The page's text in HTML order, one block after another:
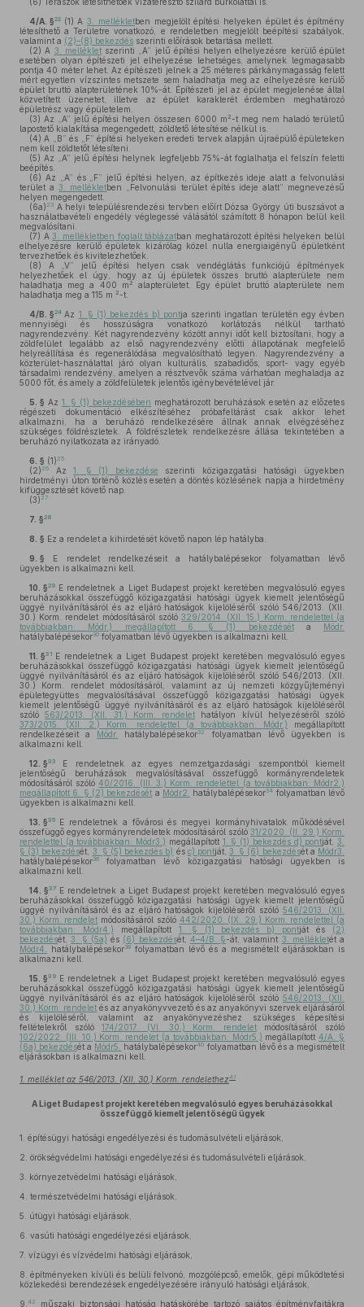
4/A. §22 (1) A3. mellékletben megjelölt építési helyeken épület és építmény
létesíthető a Területre vonatkozó, e rendeletben megjelölt beépítési szabályok,
valamint a (2)–(8) bekezdés szerinti előírások betartása mellett.
(2) A 3. mellékletszerinti „A” jelű építési helyen elhelyezésre kerülő épület
esetében olyan építészeti jel elhelyezése lehetséges, amelynek legmagasabb
pontja 40 méter lehet. Az építészeti jelnek a 25 méteres párkánymagasság felett
mért egyetlen vízszintes metszete sem haladhatja meg az elhelyezésre kerülő
épület bruttó alapterületének 10%-át. Építészeti jel az épület megjelenése által
közvetített üzenetet, illetve az épület karakterét érdemben meghatározó
épületrész vagy épületelem.
(3) Az „A” jelű építési helyen összesen 6000 m 2-t meg nem haladó területű
lapostető kialakítása megengedett, zöldtető létesítése nélkül is.
(4) A „B” és „F” építési helyeken eredeti tervek alapján újraépülő épületeken
nem kell zöldtetőt létesíteni.
(5) Az „A” jelű építési helynek legfeljebb 75%-át foglalhatja el felszín feletti
beépítés.
(6) Az „A” és „F” jelű építési helyen, az építkezés ideje alatt a felvonulási
terület a3. mellékletben „Felvonulási terület építés ideje alatt” megnevezésű
helyen megengedett.
(6a) 23 A helyi településrendezési tervben előírt Dózsa György úti buszsávot a
használatbavételi engedély véglegessé válásától számított 8 hónapon belül kell
megvalósítani.
(7) A3. mellékletben foglalt táblázatban meghatározott építési helyeken belül
elhelyezésre kerülő épületek kizárólag közel nulla energiaigényű épületként
tervezhetőek és kivitelezhetőek.
(8) A „V” jelű építési helyen csak vendéglátás funkciójú építmények
helyezhetőek el úgy, hogy az új épületek összes bruttó alapterülete nem
haladhatja meg a 400 m 2
alapterületet. Egy épület bruttó alapterülete nem
haladhatja meg a 115 m 2-t.
4/B. §24 Az 1. § (1) bekezdés b) pontja szerinti ingatlan területén egy évben
mennyiségi és hosszúságra vonatkozó korlátozás nélkül tartható
nagyrendezvény. Két nagyrendezvény között annyi időt kell biztosítani, hogy a
zöldfelület legalább az első nagyrendezvény előtti állapotának megfelelő
helyreállítása és regenerálódása megvalósítható legyen. Nagyrendezvény a
közterület-használattal járó olyan kulturális, szabadidős, sport- vagy egyéb
társadalmi rendezvény, amelyen a résztvevők száma várhatóan meghaladja az
5000 főt, és amely a zöldfelületek jelentős igénybevételével jár.
5. § Az 1. § (1) bekezdésében meghatározott beruházások esetén az előzetes
régészeti dokumentáció elkészítéséhez próbafeltárást csak akkor lehet
alkalmazni, ha a beruházó rendelkezésére állnak annak elvégzéséhez
szükséges földrészletek. A földrészletek rendelkezésre állása tekintetében a
beruházó nyilatkozata az irányadó.
6. § (1) 25
(2) 26 Az1. § (1) bekezdése szerinti közigazgatási hatósági ügyekben
hirdetményi úton történő közlés esetén a döntés közlésének napja a hirdetmény
kifüggesztését követő nap.
(3) 27
7. §28
8. § Ez a rendelet a kihirdetését követő napon lép hatályba.
9. § E rendelet rendelkezéseit a hatálybalépésekor folyamatban lévő
ügyekben is alkalmazni kell.
10. §29 E rendeletnek a Liget Budapest projekt keretében megvalósuló egyes
beruházásokkal összefüggő közigazgatási hatósági ügyek kiemelt jelentőségű
üggyé nyilvánításáról és az eljáró hatóságok kijelöléséről szóló 546/2013. (XII.
30.) Korm. rendelet módosításáról szóló 329/2014. (XII. 15.) Korm. rendelettel (a
továbbiakban: Módr.) megállapított 6. § (1) bekezdéséta Módr.
hatálybalépésekor30 folyamatban lévő ügyekben is alkalmazni kell.
11. §31 E rendeletnek a Liget Budapest projekt keretében megvalósuló egyes
beruházásokkal összefüggő közigazgatási hatósági ügyek kiemelt jelentőségű
üggyé nyilvánításáról és az eljáró hatóságok kijelöléséről szóló 546/2013. (XII.
30.) Korm. rendelet módosításáról, valamint az új nemzeti közgyűjteményi
épületegyüttes megvalósításával összefüggő közigazgatási hatósági ügyek
kiemelt jelentőségű üggyé nyilvánításáról és az eljáró hatóságok kijelöléséről
szóló563/2013. (XII. 31.) Korm. rendelet hatályon kívül helyezéséről szóló
373/2015. (XII. 2.) Korm. rendelettel (a továbbiakban: Módr.) megállapított
rendelkezéseit a Módr. hatálybalépésekor32
folyamatban lévő ügyekben is
alkalmazni kell.
12. §33
E rendeletnek az egyes nemzetgazdasági szempontból kiemelt
jelentőségű beruházások megvalósításával összefüggő kormányrendeletek
módosításáról szóló40/2016. (III. 3.) Korm. rendelettel (a továbbiakban: Módr2.)
megállapított 6. § (2) bekezdését a Módr2. hatálybalépésekor34 folyamatban lévő
ügyekben is alkalmazni kell.
13. §35
E rendeletnek a fővárosi és megyei kormányhivatalok működésével
összefüggő egyes kormányrendeletek módosításáról szóló 31/2020. (II. 29.) Korm.
rendelettel (a továbbiakban: Módr3.) megállapított 1. § (1) bekezdés d) pontját,3.
§ (3) bekezdését, 3. § (5) bekezdés b) és c) pontját,3. § (6) bekezdését a Módr3.
hatálybalépésekor36
folyamatban lévő közigazgatási hatósági ügyekben is
alkalmazni kell.
14. §37 E rendeletnek a Liget Budapest projekt keretében megvalósuló egyes
beruházásokkal összefüggő közigazgatási hatósági ügyek kiemelt jelentőségű
üggyé nyilvánításáról és az eljáró hatóságok kijelöléséről szóló546/2013. (XII.
30.) Korm. rendelet módosításáról szóló 442/2020. (IX. 29.) Korm. rendelettel (a
továbbiakban: Módr4.) megállapított 1. § (1) bekezdés b) pontját és (2)
bekezdését,3. § (5a) és (6) bekezdését, 4–4/B. §-át, valamint 3. mellékletét a
Módr4.
hatálybalépésekor38 folyamatban lévő és a megismételt eljárásokban is
alkalmazni kell.
15. §39 E rendeletnek a Liget Budapest projekt keretében megvalósuló egyes
beruházásokkal összefüggő közigazgatási hatósági ügyek kiemelt jelentőségű
üggyé nyilvánításáról és az eljáró hatóságok kijelöléséről szóló546/2013. (XII.
30.) Korm. rendelet és az anyakönyvvezető és az anyakönyvi szervek eljárásáról
és kijelöléséről, valamint az anyakönyvezéshez szükséges képesítési
feltételekről szóló174/2017. (VI. 30.) Korm. rendeletmódosításáról szóló
102/2022. (III. 10.) Korm. rendelet (a továbbiakban: Módr5.) megállapított4/A. §
(6a) bekezdését a Módr5. hatálybalépésekor40 folyamatban lévő és a megismételt
eljárásokban is alkalmazni kell.
1. melléklet az 546/2013. (XII. 30.) Korm. rendelethez41
A Liget Budapest projekt keretében megvalósuló egyes beruházásokkal
összefüggő kiemelt jelentőségű ügyek
1. építésügyi hatósági engedélyezési és tudomásulvételi eljárások,
2. örökségvédelmi hatósági engedélyezési és tudomásulvételi eljárások,
3.
környezetvédelmi hatósági eljárások,
4. természetvédelmi hatósági eljárások,
5.
útügyi hatósági eljárások,
6. vasúti hatósági engedélyezési eljárások,
7. vízügyi és vízvédelmi hatósági eljárások,
8. építményeken kívüli és belüli felvonó, mozgólépcső, emelők, gépi működtetési
közlekedési berendezések engedélyezésére irányuló hatósági eljárások,
9. 42 műszaki biztonsági hatóság hatáskörébe tartozó sajátos építményfajtákra